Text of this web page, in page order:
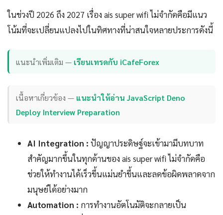
ในช่วงปี 2026 ถึง 2027 เรื่อง ais super wifi ไม่จำกัดคือมีแนว
โน้มที่จะเปลี่ยนแปลงไปในทิศทางที่น่าสนใจหลายประการดังนี้
แนะนำเพิ่มเติม — เรียนเทรดกับ iCafeForex
เนื้อหาเกี่ยวข้อง — แนะนำให้อ่าน JavaScript Deno
Deploy Interview Preparation
AI Integration : ปัญญาประดิษฐ์จะเข้ามามีบทบาท
สำคัญมากขึ้นในทุกด้านของ ais super wifi ไม่จำกัดคือ
ช่วยให้ทำงานได้เร็วขึ้นแม่นยำขึ้นและลดข้อผิดพลาดจาก
มนุษย์ได้อย่างมาก
Automation : การทำงานอัตโนมัติจะกลายเป็น